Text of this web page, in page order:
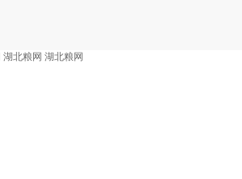
湖北粮网 湖北粮网